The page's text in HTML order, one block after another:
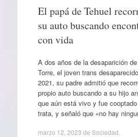
El papá de Tehuel
su auto buscando
con vida
A dos años de la desaparición
Torre, el joven trans
2021, su padre admitió que
propio auto buscando a su hijo
que aún está vivo y fue
trata, y señaló que «no hay
marzo 12, 2023 de Sociedad